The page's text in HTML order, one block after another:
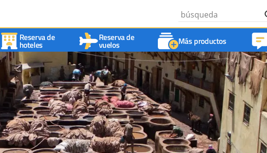
Reserva de
hoteles
Reserva de
vuelos Más productos